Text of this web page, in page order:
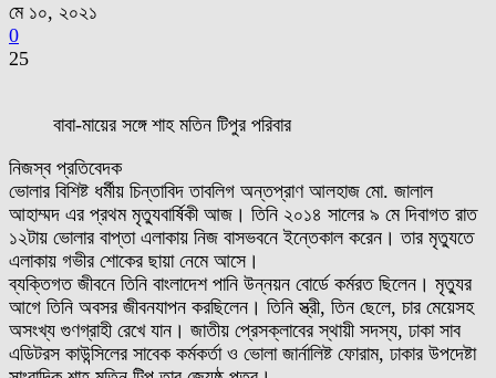
মে ১০, ২০২১
0
25
বাবা-মায়ের সঙ্গে শাহ মতিন টিপুর পরিবার
নিজস্ব প্রতিবেদক
ভোলার বিশিষ্ট ধর্মীয় চিন্তাবিদ তাবলিগ অন্তপ্রাণ আলহাজ মো. জালাল
আহাম্মদ এর প্রথম মৃত্যুবার্ষিকী আজ। তিনি ২০১৪ সালের ৯ মে দিবাগত রাত
১২টায় ভোলার বাপ্তা এলাকায় নিজ বাসভবনে ইন্তেকাল করেন। তার মৃত্যুতে
এলাকায় গভীর শোকের ছায়া নেমে আসে।
ব্যক্তিগত জীবনে তিনি বাংলাদেশ পানি উন্নয়ন বোর্ডে কর্মরত ছিলেন। মৃত্যুর
আগে তিনি অবসর জীবনযাপন করছিলেন। তিনি স্ত্রী, তিন ছেলে, চার মেয়েসহ
অসংখ্য গুণগ্রাহী রেখে যান। জাতীয় প্রেসক্লাবের স্থায়ী সদস্য, ঢাকা সাব
এডিটরস কাউন্সিলের সাবেক কর্মকর্তা ও ভোলা জার্নালিষ্ট ফোরাম, ঢাকার উপদেষ্টা